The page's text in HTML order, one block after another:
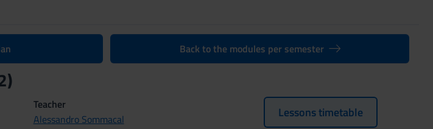
Back to the modules per semester
Teacher
Alessandro Sommacal
Lessons timetable